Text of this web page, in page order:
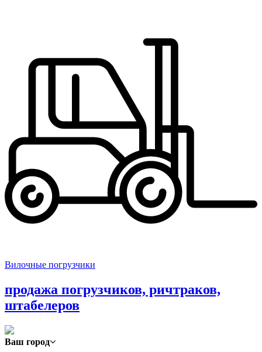
Вилочные погрузчики
продажа погрузчиков, ричтраков,
штабелеров
Ваш город